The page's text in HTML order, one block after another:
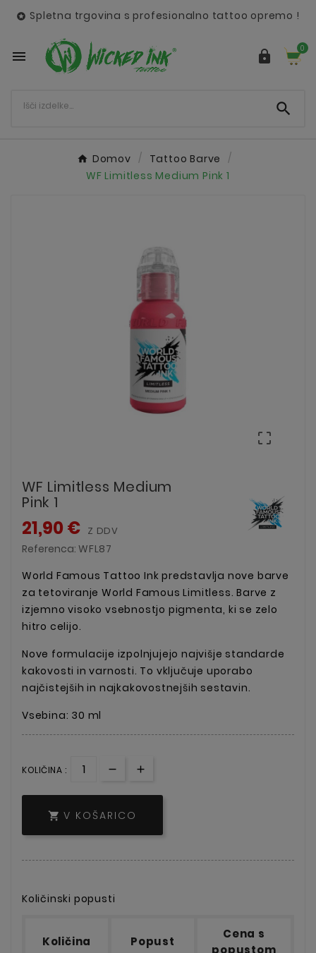
 Spletna trgovina s profesionalno tattoo opremo !
  0

Domov
Tattoo Barve
WF Limitless Medium Pink 1

WF Limitless Medium
Pink 1
21,90 € Z DDV
Referenca: WFL87
World Famous Tattoo Ink predstavlja nove barve
za tetoviranje World Famous Limitless. Barve z
izjemno visoko vsebnostjo pigmenta, ki se zelo
hitro celijo.
Nove formulacije izpolnjujejo najvišje standarde
kakovosti in varnosti. To vključuje uporabo
najčistejših in najkakovostnejših sestavin.
Vsebina: 30 ml
KOLIČINA :
 V KOŠARICO
Količinski popusti
Količina Popust
Cena s
popustom